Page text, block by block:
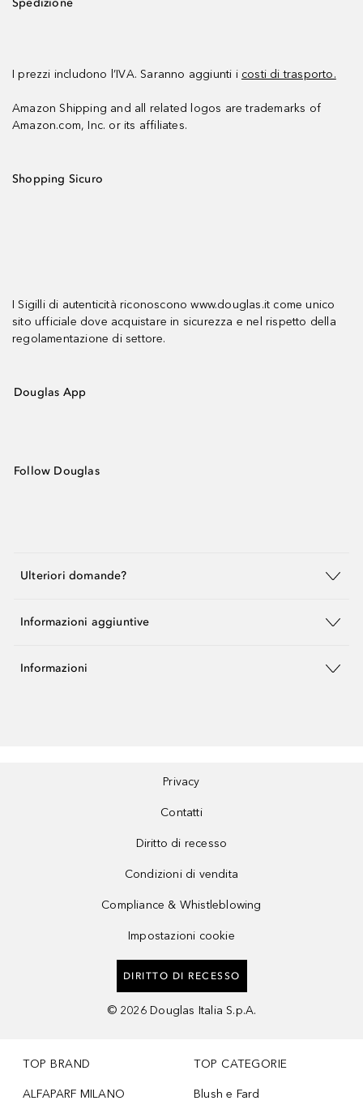
Spedizione
I prezzi includono l’IVA. Saranno aggiunti i costi di trasporto.
Amazon Shipping and all related logos are trademarks of
Amazon.com, Inc. or its affiliates.
Shopping Sicuro
I Sigilli di autenticità riconoscono www.douglas.it come unico
sito ufficiale dove acquistare in sicurezza e nel rispetto della
regolamentazione di settore.
Douglas App
Follow Douglas
Ulteriori domande?
Informazioni aggiuntive
Informazioni
Privacy
Contatti
Diritto di recesso
Condizioni di vendita
Compliance & Whistleblowing
Impostazioni cookie
DIRITTO DI RECESSO
© 2026 Douglas Italia S.p.A.
TOP BRAND
ALFAPARF MILANO
TOP CATEGORIE
Blush e Fard